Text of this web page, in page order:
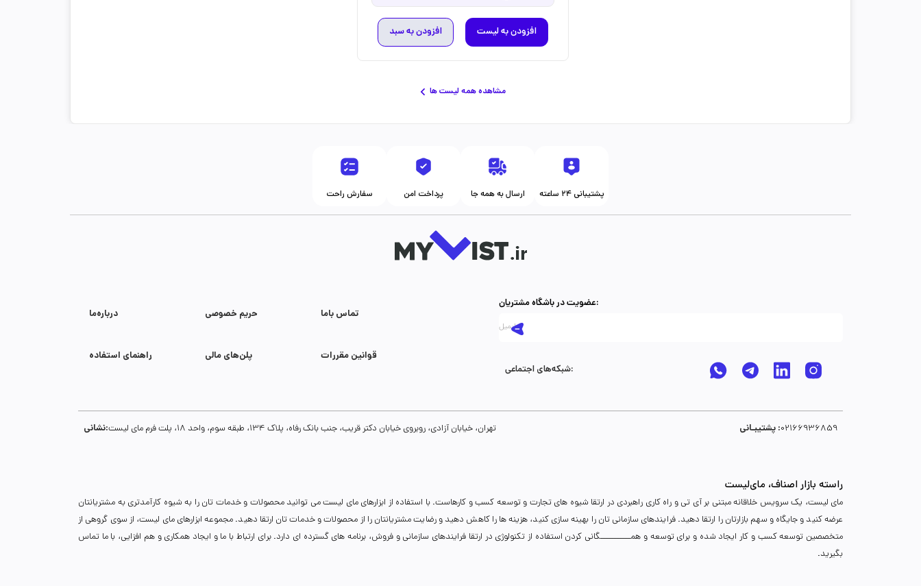
افزودن به لیست افزودن به سبد
مشاهده همه لیست ها
سفارش راحت پرداخت امن ارسال به همه جا پشتیبانی ۲۴ ساعته
درباره‌ما حریم خصوصی تماس با‌ما
راهنمای استفاده پلن‌های مالی قوانین مقررات
عضویت در باشگاه مشتریان:
شبکه‌های اجتماعی:
نشانی: تهران، خیابان آزادی، روبروی خیابان دکتر قریب، جنب بانک رفاه، پلاک 134، طبقه سوم، واحد 18، پلت فرم مای لیست پشتیبـانی :02166936859
راسته بازار اصناف، مای‌لیست
مای لیست، یک سرویس خلاقانه مبتنی بر آی تی و راه کاری راهبردی در ارتقا شیوه های تجارت و توسعه کسب و کارهاست. با استفاده از ابزارهای مای لیست می توانید محصولات و خدمات تان را به شیوه کارآمدتری به مشتریانتان
عرضه کنید و جایگاه و سهم بازارتان را ارتقا دهید. فرایندهای سازمانی تان را بهینه سازی کنید، هزینه ها را کاهش دهید و رضایت مشتریانتان را از محصولات و خدمات تان ارتقا دهید. مجموعه ابزارهای مای لیست، از سوی گروهی از
متخصصین توسعه کسب و کار ایجاد شده و برای توسعه و همـــــــــــگانی کردن استفاده از تکنولوژی در ارتقا فرایندهای سازمانی و فروش، برنامه های گسترده ای دارد. برای ارتباط با ما و ایجاد همکاری و هم افزایی، با ما تماس
بگیرید.